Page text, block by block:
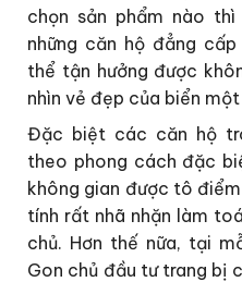
chọn sản phẩm nào
những căn hộ đẳng
thể tận hưởng được
nhìn vẻ đẹp của biển
Đặc biệt các căn hộ
theo phong cách đặc
không gian được tô
tính rất nhã nhặn làm
chủ. Hơn thế nữa, tại
Gon chủ đầu tư trang bị